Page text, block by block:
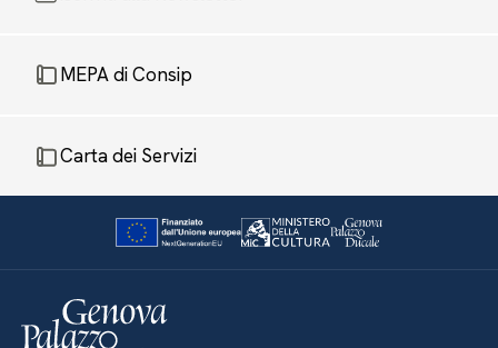
MEPA di Consip
Carta dei Servizi